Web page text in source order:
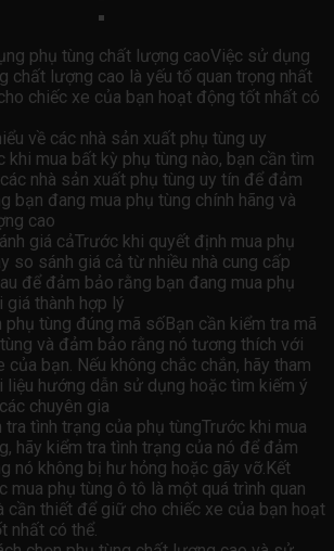
phụ tùng chất lượng caoViệc sử dụng
chất lượng cao là yếu tố quan trọng nhất
chiếc xe của bạn hoạt động tốt nhất có
về các nhà sản xuất phụ tùng uy
khi mua bất kỳ phụ tùng nào, bạn cần tìm
nhà sản xuất phụ tùng uy tín để đảm
bạn đang mua phụ tùng chính hãng và
cao
giá cảTrước khi quyết định mua phụ
so sánh giá cả từ nhiều nhà cung cấp
để đảm bảo rằng bạn đang mua phụ
giá thành hợp lý
phụ tùng đúng mã sốBạn cần kiểm tra mã
và đảm bảo rằng nó tương thích với
của bạn. Nếu không chắc chắn, hãy tham
liệu hướng dẫn sử dụng hoặc tìm kiếm ý
chuyên gia
tra tình trạng của phụ tùngTrước khi mua
hãy kiểm tra tình trạng của nó để đảm
nó không bị hư hỏng hoặc gãy vỡ.Kết
mua phụ tùng ô tô là một quá trình quan
cần thiết để giữ cho chiếc xe của bạn hoạt
nhất có thể.